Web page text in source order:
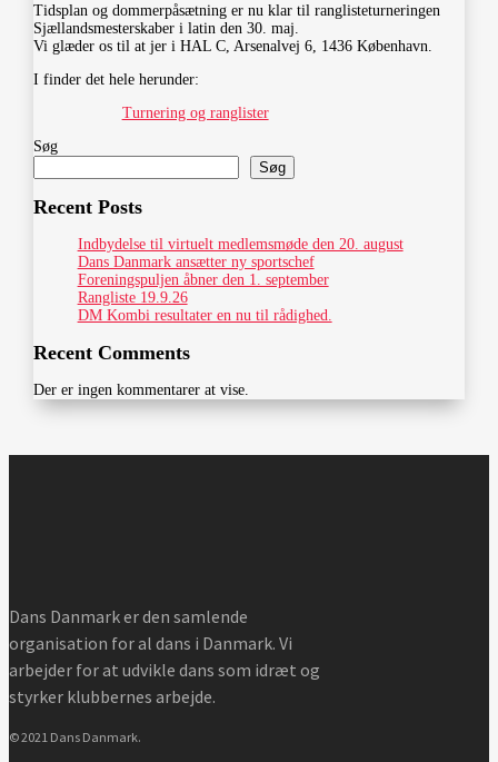
Tidsplan og dommerpåsætning er nu klar til ranglisteturneringen
Sjællandsmesterskaber i latin den 30. maj.
Vi glæder os til at jer i HAL C, Arsenalvej 6, 1436 København.
I finder det hele herunder:
Turnering og ranglister
Søg
Søg
Recent Posts
Indbydelse til virtuelt medlemsmøde den 20. august
Dans Danmark ansætter ny sportschef
Foreningspuljen åbner den 1. september
Rangliste 19.9.26
DM Kombi resultater en nu til rådighed.
Recent Comments
Der er ingen kommentarer at vise.
Dans Danmark er den samlende
organisation for al dans i Danmark. Vi
arbejder for at udvikle dans som idræt og
styrker klubbernes arbejde.
© 2021 Dans Danmark.